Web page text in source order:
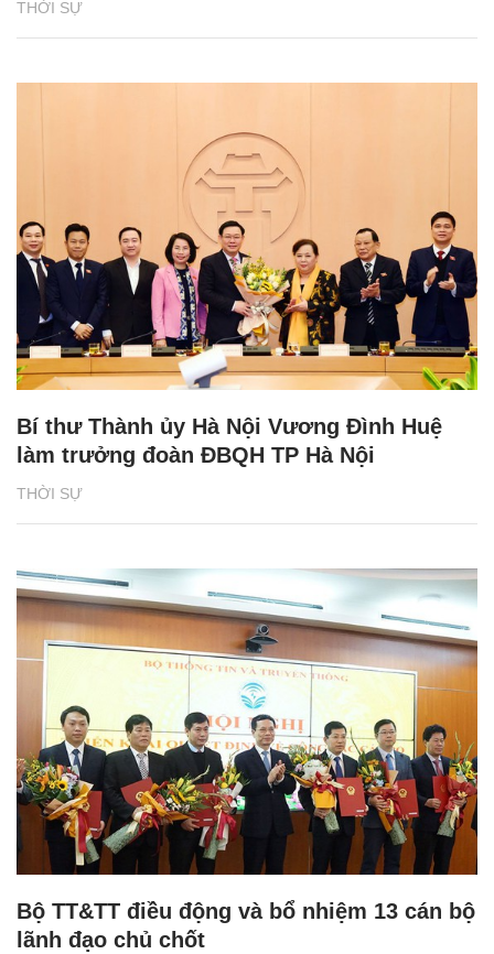
THỜI SỰ
THỜI SỰ
Bí thư Thành ủy Hà Nội Vương Đình Huệ
làm trưởng đoàn ĐBQH TP Hà Nội
Bộ TT&TT điều động và bổ nhiệm 13 cán bộ
lãnh đạo chủ chốt